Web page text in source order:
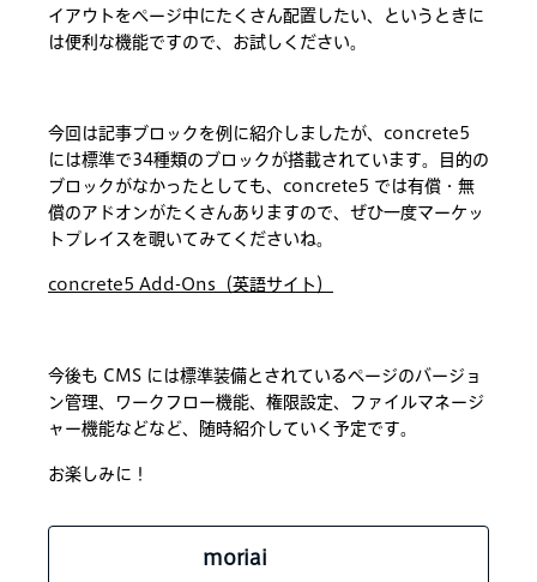
イアウトをページ中にたくさん配置したい、というときに
は便利な機能ですので、お試しください。
今回は記事ブロックを例に紹介しましたが、concrete5
には標準で34種類のブロックが搭載されています。目的の
ブロックがなかったとしても、concrete5 では有償・無
償のアドオンがたくさんありますので、ぜひ一度マーケッ
トプレイスを覗いてみてくださいね。
concrete5 Add-Ons（英語サイト）
今後も CMS には標準装備とされているページのバージョ
ン管理、ワークフロー機能、権限設定、ファイルマネージ
ャー機能などなど、随時紹介していく予定です。
お楽しみに！
moriai